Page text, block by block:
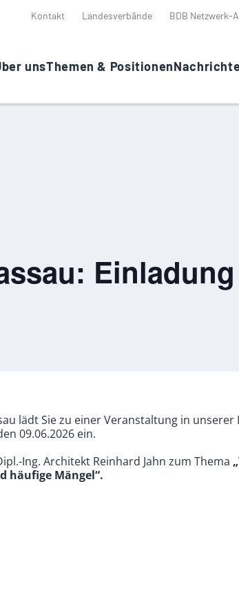
Kontakt Landesverbände BDB Netzwerk-
unsThemen & Positionen
lädt Sie zu einer Veranstaltung in
09.06.2026 ein.
Ing. Architekt Reinhard Jahn zum Thema
häufige Mängel“.